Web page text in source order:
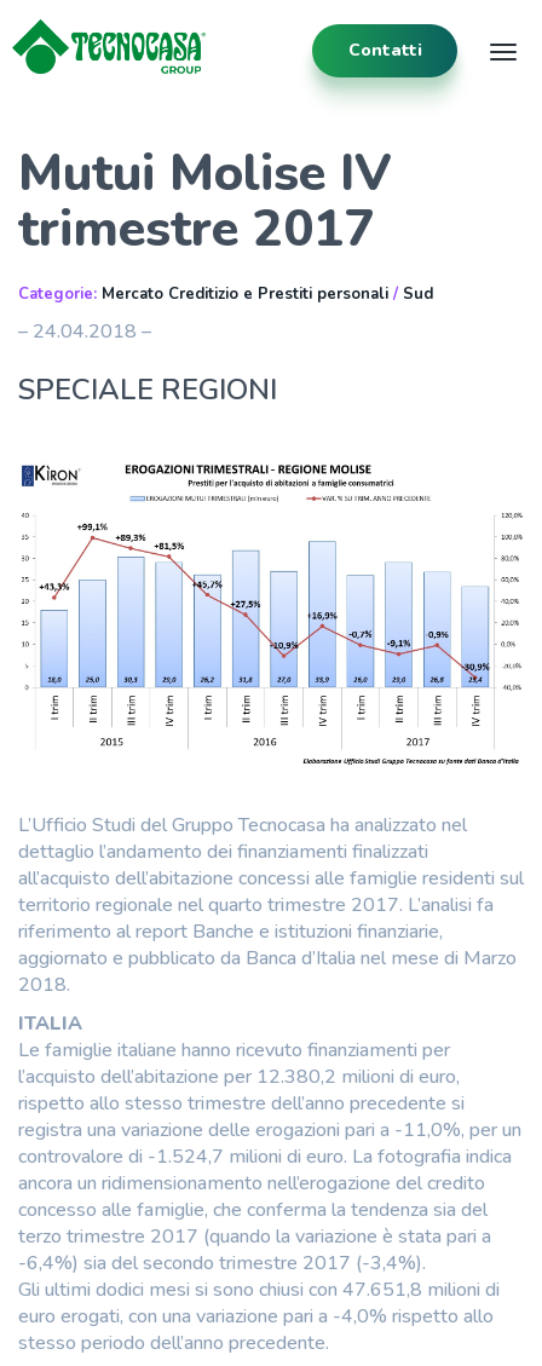
Contatti
Mutui Molise IV
trimestre 2017
Categorie: Mercato Creditizio e Prestiti personali / Sud
– 24.04.2018 –
SPECIALE REGIONI
L’Ufficio Studi del Gruppo Tecnocasa ha analizzato nel
dettaglio l’andamento dei finanziamenti finalizzati
all’acquisto dell’abitazione concessi alle famiglie residenti sul
territorio regionale nel quarto trimestre 2017. L’analisi fa
riferimento al report Banche e istituzioni finanziarie,
aggiornato e pubblicato da Banca d’Italia nel mese di Marzo
2018.
ITALIA
Le famiglie italiane hanno ricevuto finanziamenti per
l’acquisto dell’abitazione per 12.380,2 milioni di euro,
rispetto allo stesso trimestre dell’anno precedente si
registra una variazione delle erogazioni pari a -11,0%, per un
controvalore di -1.524,7 milioni di euro. La fotografia indica
ancora un ridimensionamento nell’erogazione del credito
concesso alle famiglie, che conferma la tendenza sia del
terzo trimestre 2017 (quando la variazione è stata pari a
-6,4%) sia del secondo trimestre 2017 (-3,4%).
Gli ultimi dodici mesi si sono chiusi con 47.651,8 milioni di
euro erogati, con una variazione pari a -4,0% rispetto allo
stesso periodo dell’anno precedente.